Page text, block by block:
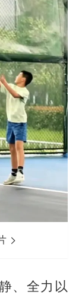
、全力以